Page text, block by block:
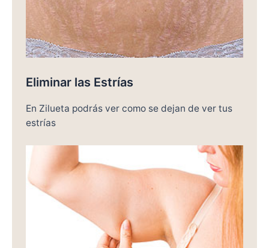
Eliminar las Estrías
En Zilueta podrás ver como se dejan de ver tus
estrías